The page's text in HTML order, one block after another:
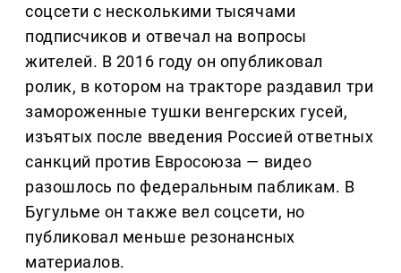
соцсети с несколькими тысячами
подписчиков и отвечал на вопросы
жителей. В 2016 году он опубликовал
ролик, в котором на тракторе раздавил три
замороженные тушки венгерских гусей,
изъятых после введения Россией ответных
санкций против Евросоюза — видео
разошлось по федеральным пабликам. В
Бугульме он также вел соцсети, но
публиковал меньше резонансных
материалов.